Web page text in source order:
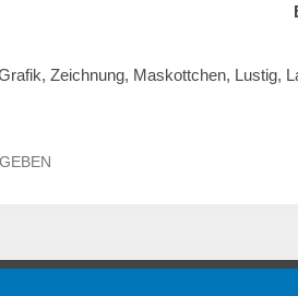
Zeichnung, Maskottchen, Lustig,
öffentliche Kollektionen